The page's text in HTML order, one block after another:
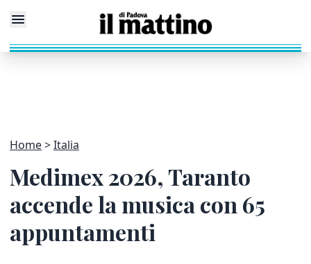
Home Italia
Medimex 2026, Taranto
accende la musica con 65
appuntamenti